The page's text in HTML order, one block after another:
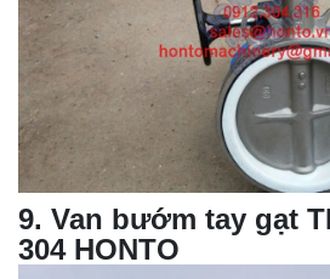
9. Van bướm tay gạt
304 HONTO